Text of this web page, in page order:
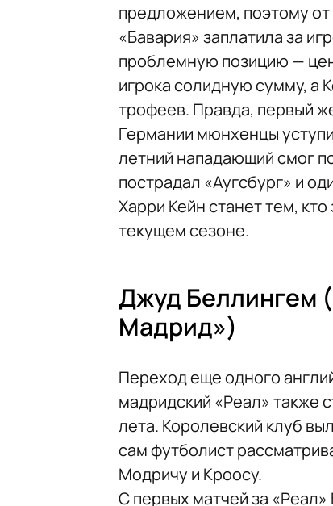
предложением, поэтому
«Бавария» заплатила за
проблемную позицию —
игрока солидную сумму, а
трофеев. Правда, первый
Германии мюнхенцы
летний нападающий смог
пострадал «Аугсбург» и
Харри Кейн станет тем,
текущем сезоне.
Джуд Беллингем
Мадрид»)
Переход еще одного
мадридский «Реал» также
лета. Королевский клуб
сам футболист
Модричу и Кроосу.
С первых матчей за